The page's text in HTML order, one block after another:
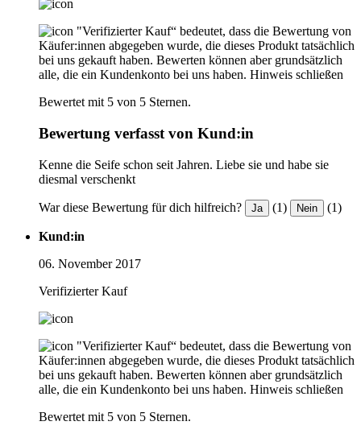
"Verifizierter Kauf“ bedeutet, dass die Bewertung von
Käufer:innen abgegeben wurde, die dieses Produkt tatsächlich
bei uns gekauft haben. Bewerten können aber grundsätzlich
alle, die ein Kundenkonto bei uns haben. Hinweis schließen
Bewertet mit 5 von 5 Sternen.
Bewertung verfasst von Kund:in
Kenne die Seife schon seit Jahren. Liebe sie und habe sie
diesmal verschenkt
War diese Bewertung für dich hilfreich? Ja (1) Nein (1)
Kund:in
06. November 2017
Verifizierter Kauf
"Verifizierter Kauf“ bedeutet, dass die Bewertung von
Käufer:innen abgegeben wurde, die dieses Produkt tatsächlich
bei uns gekauft haben. Bewerten können aber grundsätzlich
alle, die ein Kundenkonto bei uns haben. Hinweis schließen
Bewertet mit 5 von 5 Sternen.